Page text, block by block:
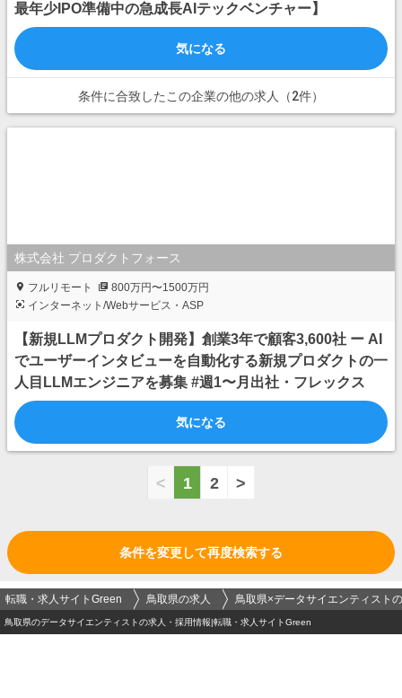
最年少IPO準備中の急成長AIテックベンチャー】
気になる
条件に合致したこの企業の他の求人（2件）
株式会社 プロダクトフォース
フルリモート
800万円〜1500万円
インターネット/Webサービス・ASP
【新規LLMプロダクト開発】創業3年で顧客3,600社 ー AI
でユーザーインタビューを自動化する新規プロダクトの一
人目LLMエンジニアを募集 #週1〜月出社・フレックス
気になる
< 1 2 >
条件を変更して再度検索する
転職・求人サイトGreen 鳥取県の求人 鳥取県×データサイエンティスト
鳥取県のデータサイエンティストの求人・採用情報|転職・求人サイトGreen